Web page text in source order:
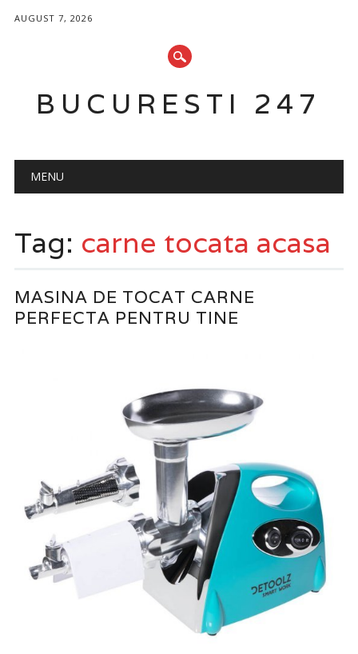
AUGUST 7, 2026
BUCURESTI 247
Main menu
MENU
Tag: carne tocata acasa
MASINA DE TOCAT CARNE
PERFECTA PENTRU TINE